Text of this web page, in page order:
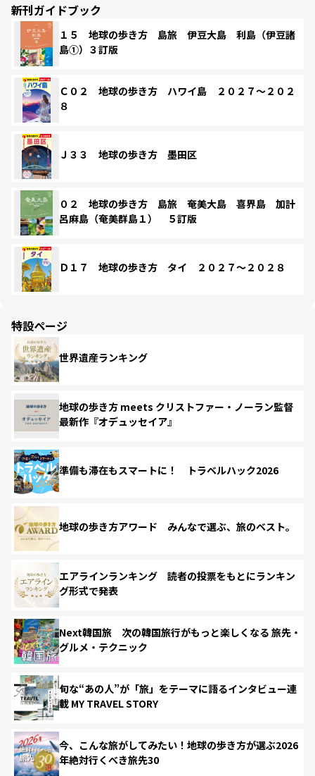
新刊ガイドブック
１５ 地球の歩き方 島旅 伊豆大島 利島（伊豆諸
島①）３訂版
Ｃ０２ 地球の歩き方 ハワイ島 ２０２７～２０２
８
Ｊ３３ 地球の歩き方 墨田区
０２ 地球の歩き方 島旅 奄美大島 喜界島 加計
呂麻島（奄美群島１） ５訂版
Ｄ１７ 地球の歩き方 タイ ２０２７～２０２８
特設ページ
世界遺産ランキング
地球の歩き方 meets クリストファー・ノーラン監督
最新作『オデュッセイア』
準備も滞在もスマートに！ トラベルハック2026
地球の歩き方アワード みんなで選ぶ、旅のベスト。
エアラインランキング 読者の投票をもとにランキン
グ形式で発表
Next韓国旅 次の韓国旅行がもっと楽しくなる 旅先・
グルメ・テクニック
旬な“あの人”が「旅」をテーマに語るインタビュー連
載 MY TRAVEL STORY
今、こんな旅がしてみたい！地球の歩き方が選ぶ2026
年絶対行くべき旅先30